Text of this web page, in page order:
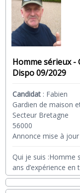
Homme sérieux -
Dispo 09/2029
Candidat : Fabien
Gardien de maison
Secteur Bretagne
56000
Annonce mise à
Qui je suis :Homme
ans d’expérience